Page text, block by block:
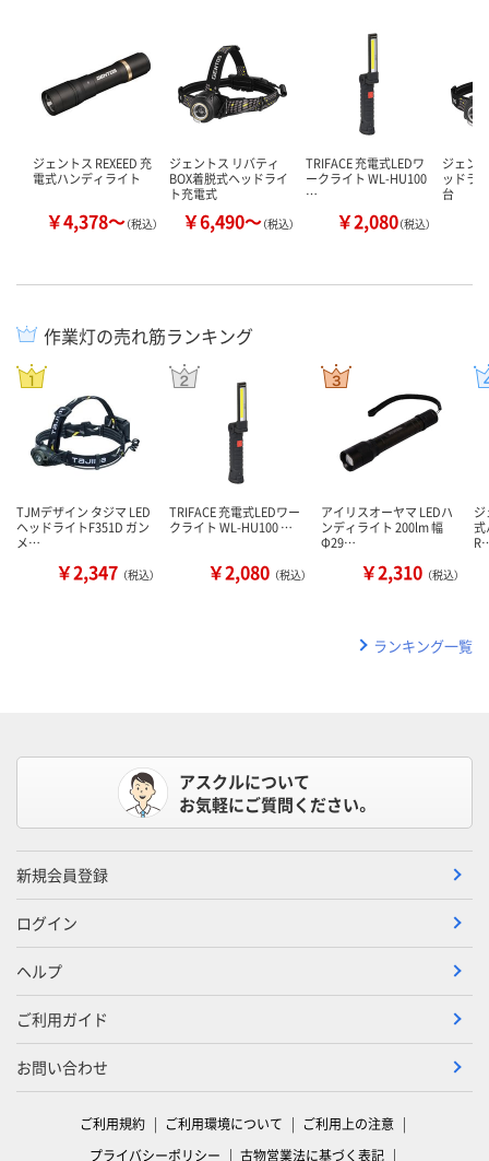
ジェントス REXEED 充
電式ハンディライト
￥4,378～（税込）
ジェントス リバティ
BOX着脱式ヘッドライ
ト充電式
￥6,490～（税込）
TRIFACE 充電式LEDワ
ークライト WL-HU100
…
￥2,080（税込）
ジェン
ッドラ
台
作業灯の売れ筋ランキング
TJMデザイン タジマ LED
ヘッドライトF351D ガン
メ…
￥2,347 （税込）
TRIFACE 充電式LEDワー
クライト WL-HU100 …
￥2,080 （税込）
アイリスオーヤマ LEDハ
ンディライト 200lm 幅
Φ29…
￥2,310 （税込）
ジ
式
ランキング一覧
アスクルについて
お気軽にご質問ください。
新規会員登録
ログイン
ヘルプ
ご利用ガイド
お問い合わせ
ご利用規約 ご利用環境について
ご利用上の注意
プライバシーポリシー
古物営業法に基づく表記